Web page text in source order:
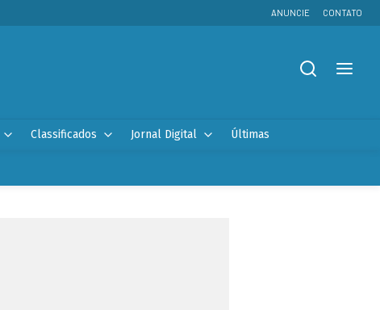
ANUNCIE CONTATO
Classificados Jornal Digital Últimas